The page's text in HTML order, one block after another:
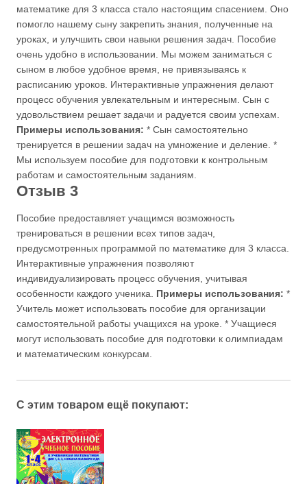
математике для 3 класса стало настоящим спасением. Оно
помогло нашему сыну закрепить знания, полученные на
уроках, и улучшить свои навыки решения задач. Пособие
очень удобно в использовании. Мы можем заниматься с
сыном в любое удобное время, не привязываясь к
расписанию уроков. Интерактивные упражнения делают
процесс обучения увлекательным и интересным. Сын с
удовольствием решает задачи и радуется своим успехам.
Примеры использования: * Сын самостоятельно
тренируется в решении задач на умножение и деление. *
Мы используем пособие для подготовки к контрольным
работам и самостоятельным заданиям.
Отзыв 3
Пособие предоставляет учащимся возможность
тренироваться в решении всех типов задач,
предусмотренных программой по математике для 3 класса.
Интерактивные упражнения позволяют
индивидуализировать процесс обучения, учитывая
особенности каждого ученика. Примеры использования: *
Учитель может использовать пособие для организации
самостоятельной работы учащихся на уроке. * Учащиеся
могут использовать пособие для подготовки к олимпиадам
и математическим конкурсам.
С этим товаром ещё покупают: